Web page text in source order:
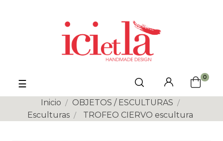
Navegación
de
palanca
☰
0
Inicio
OBJETOS / ESCULTURAS
Esculturas
TROFEO CIERVO escultura